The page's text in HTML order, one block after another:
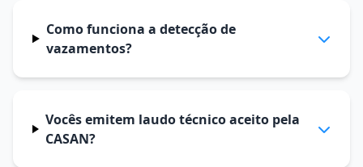
Como funciona a detecção de
vazamentos?
Vocês emitem laudo técnico aceito pela
CASAN?